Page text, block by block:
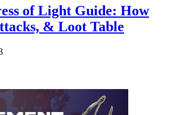
of Light Guide: How
& Loot Table